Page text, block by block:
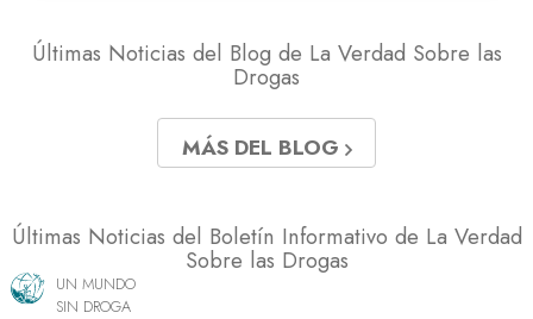
Últimas Noticias del Blog de La Verdad Sobre las
Drogas
MÁS DEL BLOG
Últimas Noticias del Boletín Informativo de La Verdad
Sobre las Drogas
UN MUNDO
SIN DROGA